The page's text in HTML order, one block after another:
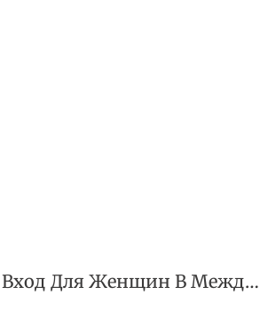
Бесплатный Вход Для Женщин В Международный Женский День В Малую Третьяковку Серпухова